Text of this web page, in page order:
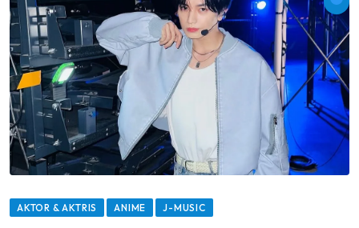
AKTOR & AKTRIS ANIME J-MUSIC